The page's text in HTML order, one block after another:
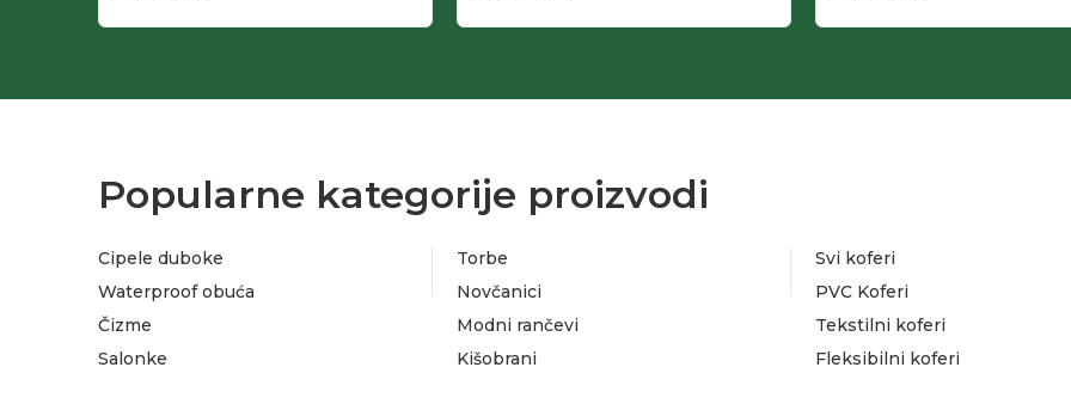
Popularne kategorije proizvodi
Cipele duboke
Waterproof obuća
Čizme
Salonke
Torbe
Novčanici
Modni rančevi
Kišobrani
Svi koferi
PVC Koferi
Tekstilni koferi
Fleksibilni koferi